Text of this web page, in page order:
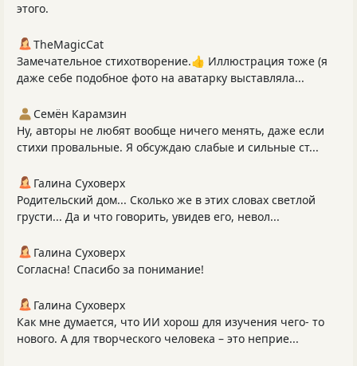
этого.
TheMagicCat
Замечательное стихотворение.👍 Иллюстрация тоже (я
даже себе подобное фото на аватарку выставляла...
Семён Карамзин
Ну, авторы не любят вообще ничего менять, даже если
стихи провальные. Я обсуждаю слабые и сильные ст...
Галина Суховерх
Родительский дом... Сколько же в этих словах светлой
грусти... Да и что говорить, увидев его, невол...
Галина Суховерх
Согласна! Спасибо за понимание!
Галина Суховерх
Как мне думается, что ИИ хорош для изучения чего- то
нового. А для творческого человека – это неприе...